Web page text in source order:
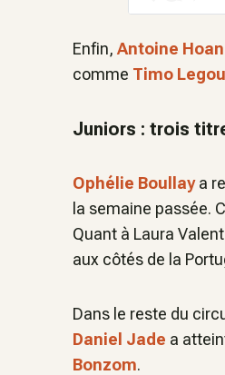
Enfin, Antoine
comme Timo
Juniors : trois
Ophélie Boullaya
la semaine passée.
Quant à Laura
aux côtés de la
Dans le reste du
Daniel Jade a
Bonzom.